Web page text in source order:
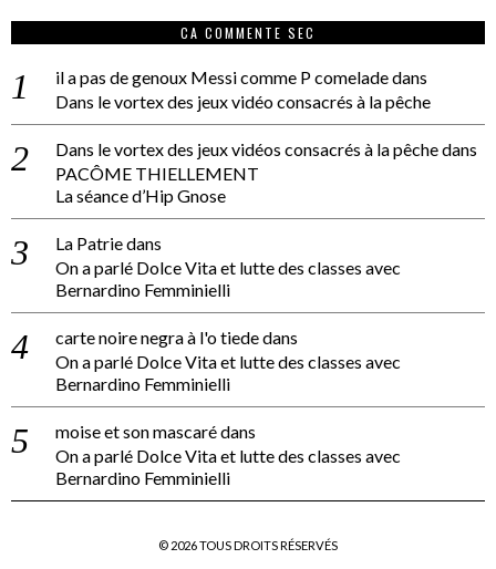
CA COMMENTE SEC
il a pas de genoux Messi comme P comeladedans
Dans le vortex des jeux vidéo consacrés à la pêche
Dans le vortex des jeux vidéos consacrés à la pêchedans
PACÔME THIELLEMENT
La séance d’Hip Gnose
La Patriedans
On a parlé Dolce Vita et lutte des classes avec
Bernardino Femminielli
carte noire negra à l'o tiededans
On a parlé Dolce Vita et lutte des classes avec
Bernardino Femminielli
moise et son mascarédans
On a parlé Dolce Vita et lutte des classes avec
Bernardino Femminielli
© 2026TOUS DROITS RÉSERVÉS